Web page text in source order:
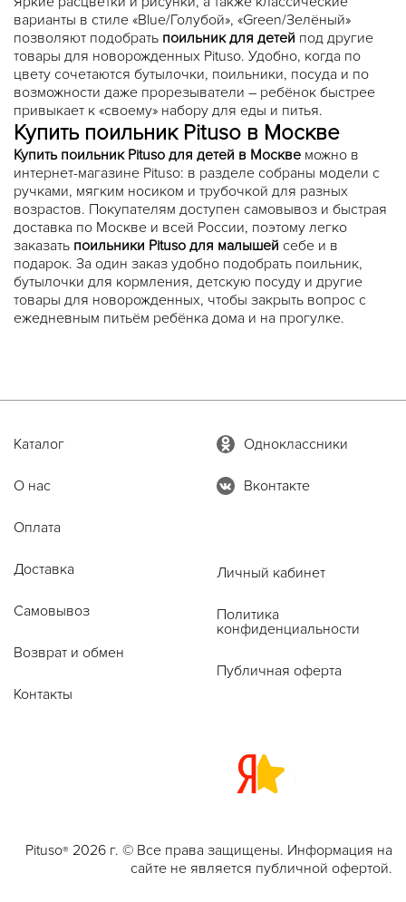
варианты в стиле «Blue/Голубой», «Green/Зелёный»
позволяют подобрать поильник для детей под другие
товары для новорожденных Pituso. Удобно, когда по
цвету сочетаются бутылочки, поильники, посуда и по
возможности даже прорезыватели – ребёнок быстрее
привыкает к «своему» набору для еды и питья.
Купить поильник Pituso в Москве
Купить поильник Pituso для детей в Москве можно в
интернет-магазине Pituso: в разделе собраны модели с
ручками, мягким носиком и трубочкой для разных
возрастов. Покупателям доступен самовывоз и быстрая
доставка по Москве и всей России, поэтому легко
заказать поильники Pituso для малышей себе и в
подарок. За один заказ удобно подобрать поильник,
бутылочки для кормления, детскую посуду и другие
товары для новорожденных, чтобы закрыть вопрос с
ежедневным питьём ребёнка дома и на прогулке.
Каталог
О нас
Оплата
Доставка
Самовывоз
Возврат и обмен
Контакты
Одноклассники
Вконтакте
Личный кабинет
Политика
конфиденциальности
Публичная оферта
Pituso® 2026 г. © Все права защищены. Информация на
сайте не является публичной офертой.